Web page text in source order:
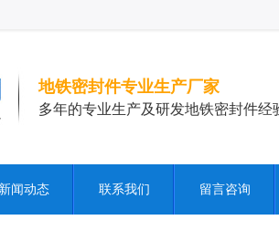
地铁密封件专业生产厂家
多年的专业生产及研发地铁密封件经
新闻动态 联系我们 留言咨询